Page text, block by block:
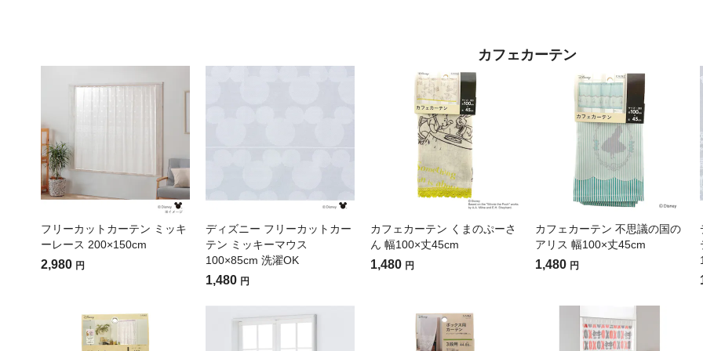
カフェカーテン
フリーカットカーテン ミッキ
ーレース 200×150cm
2,980 円
ディズニー フリーカットカー
テン ミッキーマウス
100×85cm 洗濯OK
1,480 円
カフェカーテン くまのぷーさ
ん 幅100×丈45cm
1,480 円
カフェカーテン 不思議の国の
アリス 幅100×丈45cm
1,480 円